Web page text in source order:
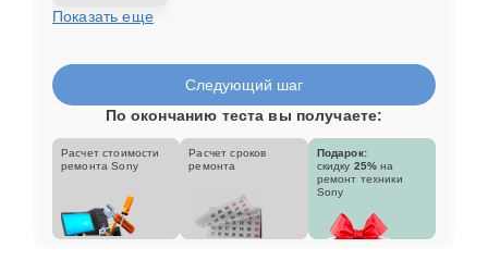
Показать еще
Следующий шаг
По окончанию теста вы получаете:
Расчет стоимости
ремонта Sony
Расчет сроков
ремонта
Подарок:
скидку 25% на
ремонт техники
Sony